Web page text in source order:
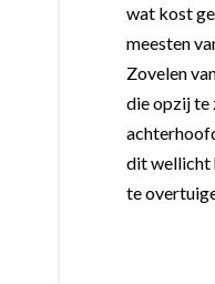
wat kost
meesten
Zovelen
die opzij te
dit wellicht
te